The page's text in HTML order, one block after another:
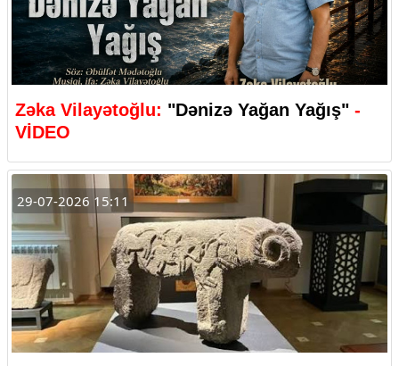
Zəka Vilayətoğlu: "Dənizə Yağan Yağış" -
VİDEO
29-07-2026 15:11